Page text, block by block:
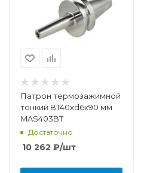
Патрон термозажимной
тонкий BT40xd6x90 мм
MAS403BT
Достаточно
10 262 ₽/шт